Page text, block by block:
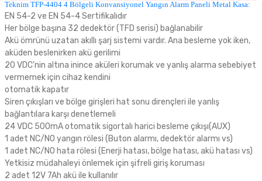
Teknim TFP-4404 4 Bölgeli Konvansiyonel Yangın Alarm Paneli Metal Kasa:
EN 54-2 ve EN 54-4 Sertifikalıdır
Her bölge başına 32 dedektör (TFD serisi) bağlanabilir
Akü ömrünü uzatan akıllı şarj sistemi vardır. Ana besleme yok iken,
aküden beslenirken akü gerilimi
20 VDC’nin altına inince aküleri korumak ve yanlış alarma sebebiyet
vermemek için cihaz kendini
otomatik kapatır
Siren çıkışları ve bölge girişleri hat sonu dirençleri ile yanlış
bağlantılara karşı denetlemeli
24 VDC 500mA otomatik sigortalı harici besleme çıkışı(AUX)
1 adet NC/NO yangın rölesi (Buton alarmı, dedektör alarmı vs)
1 adet NC/NO hata rölesi (Enerji hatası, bölge hatası, akü hatası vs)
Yetkisiz müdahaleyi önlemek için şifreli giriş koruması
2 adet 12V 7Ah akü ile kullanılır